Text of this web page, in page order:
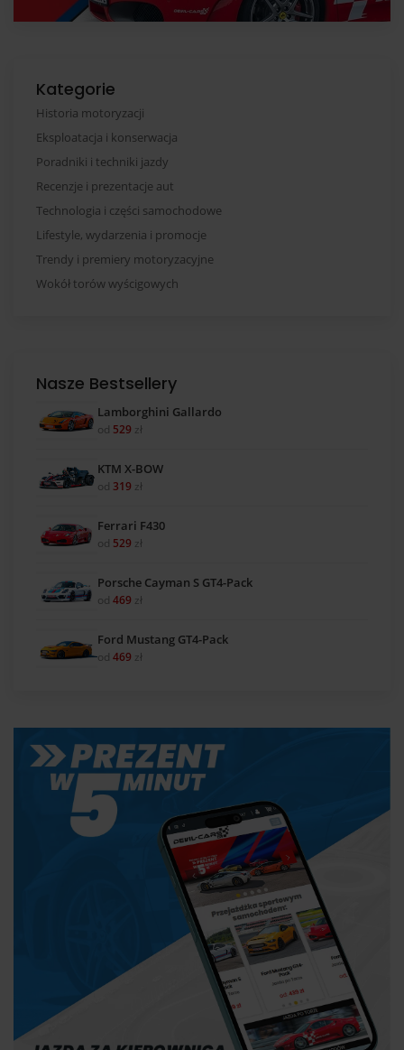
Kategorie
Historia motoryzacji
Eksploatacja i konserwacja
Poradniki i techniki jazdy
Recenzje i prezentacje aut
Technologia i części samochodowe
Lifestyle, wydarzenia i promocje
Trendy i premiery motoryzacyjne
Wokół torów wyścigowych
Nasze Bestsellery
Lamborghini Gallardo
od 529 zł
KTM X-BOW
od 319 zł
Ferrari F430
od 529 zł
Porsche Cayman S GT4-Pack
od 469 zł
Ford Mustang GT4-Pack
od 469 zł